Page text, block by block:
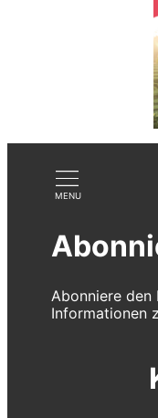
Abonniere den
Informationen